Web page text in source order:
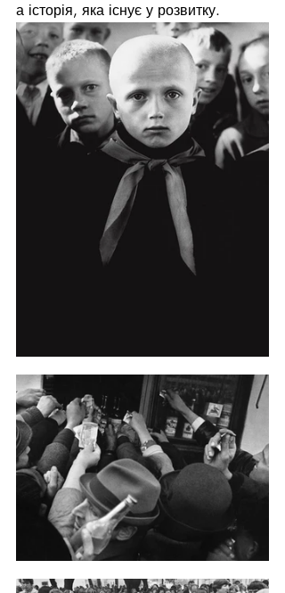
а історія, яка існує у розвитку.